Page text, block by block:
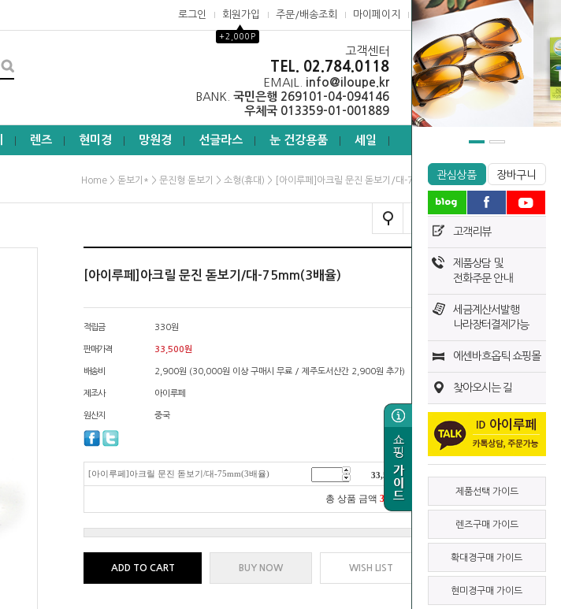
TODAY VIEW
관심상품 장바구니
고객리뷰
제품상담 및
전화주문 안내
세금계산서발행
나라장터결제가능
에센바흐옵틱 쇼핑몰
찾아오시는 길
제품선택 가이드
렌즈구매 가이드
확대경구매 가이드
현미경구매 가이드
로그인 회원가입
▲
+2,000P
주문/배송조회 마이페이지 고객센터
고객센터
TEL. 02.784.0118
EMAIL. info@iloupe.kr
BANK. 국민은행 269101-04-094146
우체국 013359-01-001889
0
렌즈 현미경 망원경 선글라스 눈 건강용품 세일
Home > 돋보기* > 문진형 돋보기 > 소형(휴대) > [아이루페]아크릴 문진 돋보기/대-75mm(3배율)
[아이루페]아크릴 문진 돋보기/대-75mm(3배율)
적립금 330원
판매가격 33,500원
배송비 2,900원 (30,000원 이상 구매시 무료 / 제주도서산간 2,900원 추가)
제조사 아이루페
원산지 중국
[아이루페]아크릴 문진 돋보기/대-75mm(3배율) 33,500원
총 상품 금액 33,500
ADD TO CART BUY NOW WISH LIST